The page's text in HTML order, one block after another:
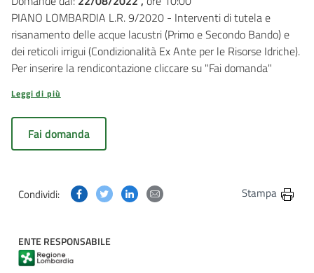
PIANO LOMBARDIA L.R. 9/2020 - Interventi di tutela e
risanamento delle acque lacustri (Primo e Secondo Bando) e
dei reticoli irrigui (Condizionalità Ex Ante per le Risorse Idriche).
Per inserire la rendicontazione cliccare su "Fai domanda"
Leggi di più
Fai domanda
Condividi: Condividi questa pagina su Facebook
Condividi questa pagina su Twitter
Condividi questa pagina su Linkedin
Condividi questa pagina via
Stampa
ENTE RESPONSABILE